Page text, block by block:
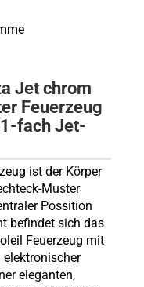
Jet chrom
Feuerzeug
fach Jet-
ist der Körper
Muster
Possition
befindet sich das
Feuerzeug mit
eleganten,